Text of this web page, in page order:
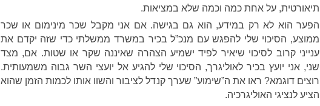
תיאורטית, על אחת כמה וכמה שלא במציאות.
הפער הוא לא רק במידע, הוא גם בגישה. אם אני מקבל שכר מינימום או שכר
ממוצע, הסיכוי שלי להפגש עם מנכ”ל בכיר במשרד ממשלתי כדי שזה יקדם את
ענייני קרוב לסיכוי שיאיר לפיד ישמיע הצהרה שאיננה שקר או שטות. אם, מצד
שני, אני יועץ בכיר לאוליגרך, הסיכוי שלי להגיע אל יועצי השר גבוה משמעותית.
רוצים דוגמא? ראו את ה”שימוע” שערך קנדל לציבור והשוו אותו לכמות הזמן שהוא
הציע לנציגי האוליגרכיה.